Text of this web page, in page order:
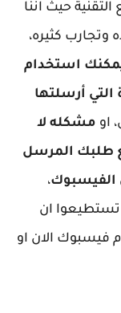
حيث اننا
وتجارب كثيره،
استخدام
أرسلتها
او مشكله لا
طلبك المرسل
،
ان
فيسبوك الان او